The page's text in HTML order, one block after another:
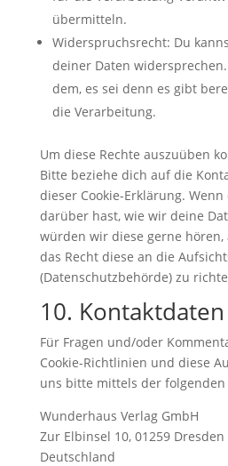
übermitteln.
Widerspruchsrecht: Du
deiner Daten
dem, es sei denn es gibt
die Verarbeitung.
Um diese Rechte auszuüben
Bitte beziehe dich auf die
dieser Cookie-Erklärung.
darüber hast, wie wir deine
würden wir diese gerne
das Recht diese an die
(Datenschutzbehörde) zu
10. Kontaktdaten
Für Fragen und/oder
Cookie-Richtlinien und diese
uns bitte mittels der folgenden
Wunderhaus Verlag GmbH
Zur Elbinsel 10, 01259 Dresden
Deutschland